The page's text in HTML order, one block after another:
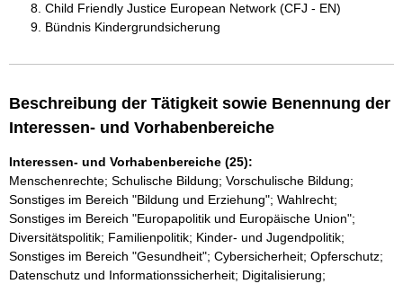
Child Friendly Justice European Network (CFJ - EN)
Bündnis Kindergrundsicherung
Beschreibung der Tätigkeit sowie Benennung der
Interessen- und Vorhabenbereiche
Interessen- und Vorhabenbereiche (25):
Menschenrechte; Schulische Bildung; Vorschulische Bildung;
Sonstiges im Bereich "Bildung und Erziehung"; Wahlrecht;
Sonstiges im Bereich "Europapolitik und Europäische Union";
Diversitätspolitik; Familienpolitik; Kinder- und Jugendpolitik;
Sonstiges im Bereich "Gesundheit"; Cybersicherheit; Opferschutz;
Datenschutz und Informationssicherheit; Digitalisierung;